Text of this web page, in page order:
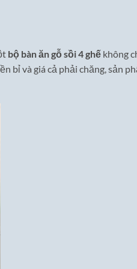
bộ bàn ăn gỗ sồi 4 ghế không
bỉ và giá cả phải chăng, sản